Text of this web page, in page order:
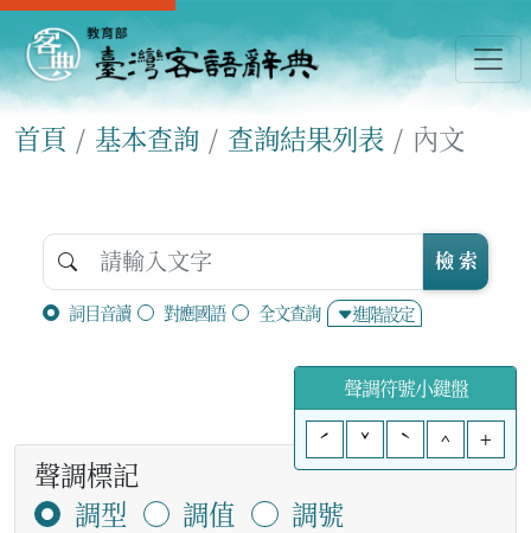
首頁 基本查詢 查詢結果列表 內文
詞目音讀 對應國語 全文查詢 進階設定
檢 索
聲調符號小鍵盤
ˊ
ˇ ˋ ^ +
聲調標記
調型
調值
調號